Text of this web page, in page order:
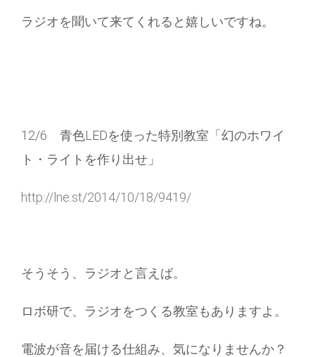
ラジオを聞いて来てくれると嬉しいですね。
12/6 青色LEDを使った特別教室「幻のホワイ
ト・ライトを作り出せ」
http://lne.st/2014/10/18/9419/
そうそう、ラジオと言えば。
ロボ研で、ラジオをつくる教室もありますよ。
電波が音を届ける仕組み、気になりませんか？